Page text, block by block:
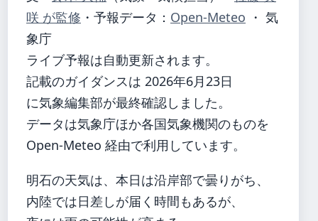
咲 が監修 ・ 予報データ： Open-Meteo ・ 気
象庁
ライブ予報は自動更新されます。
記載のガイダンスは 2026年6月23日
に気象編集部が最終確認しました。
データは気象庁ほか各国気象機関のものを
Open-Meteo 経由で利用しています。
明石の天気は、本日は沿岸部で曇りがち、
内陸では日差しが届く時間もあるが、